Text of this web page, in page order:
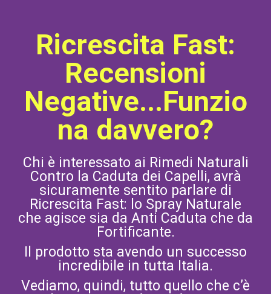
Ricrescita Fast:
Recensioni
Negative...Funzio
na davvero?
Chi è interessato ai Rimedi Naturali
Contro la Caduta dei Capelli, avrà
sicuramente sentito parlare di
Ricrescita Fast: lo Spray Naturale
che agisce sia da Anti Caduta che da
Fortificante.
Il prodotto sta avendo un successo
incredibile in tutta Italia.
Vediamo, quindi, tutto quello che c’è